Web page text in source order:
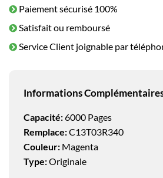
Paiement sécurisé 100%
Satisfait ou remboursé
Service Client joignable par
Informations
Capacité:6000 Pages
Remplace:C13T03R340
Couleur: Magenta
Type:Originale